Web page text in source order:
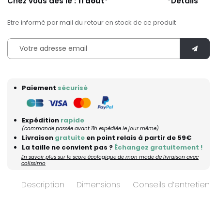
Etre informé par mail du retour en stock de ce produit
Paiement sécurisé
Expédition rapide
(commande passée avant 11h expédiée le jour même)
Livraison gratuite en point relais à partir de 59€
La taille ne convient pas ? Échangez gratuitement !
En savoir plus sur le score écologique de mon mode de livraison avec
colissimo
Description Dimensions Conseils d’entretien